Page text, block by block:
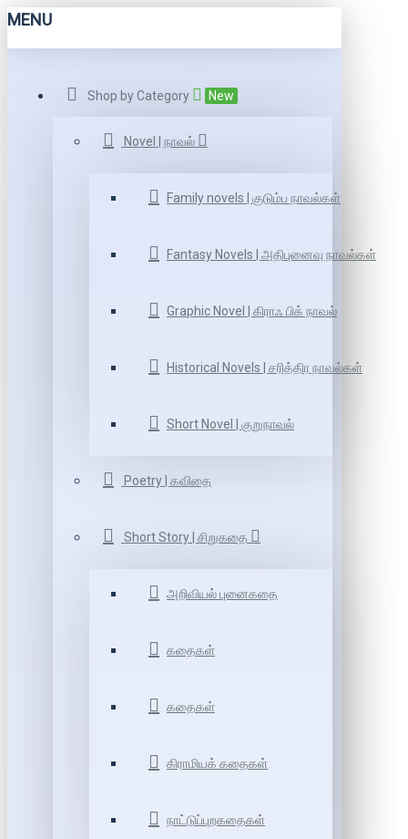
MENU
Shop by Category New
Novel | நாவல்
Family novels | குடும்ப நாவல்கள்
Fantasy Novels | அதிபுனைவு நாவல்கள்
Graphic Novel | கிராஃ பிக் நாவல்
Historical Novels | சரித்திர நாவல்கள்
Short Novel | குறுநாவல்
Poetry | கவிதை
Short Story | சிறுகதை
அறிவியல் புனைகதை
கதைகள்
கதைகள்
கிராமியக் கதைகள்
நாட்டுப்புறகதைகள்